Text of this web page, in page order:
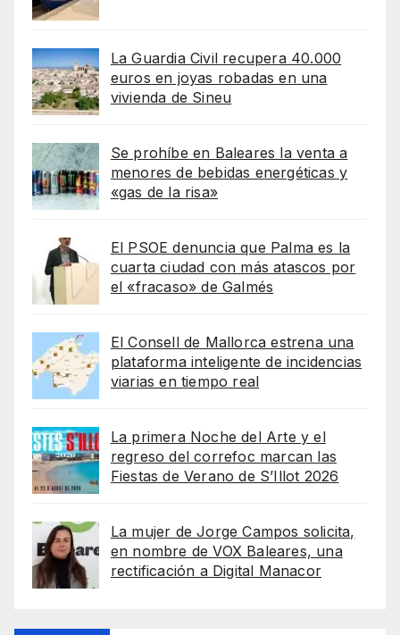
La Guardia Civil recupera 40.000
euros en joyas robadas en una
vivienda de Sineu
Se prohíbe en Baleares la venta a
menores de bebidas energéticas y
«gas de la risa»
El PSOE denuncia que Palma es la
cuarta ciudad con más atascos por
el «fracaso» de Galmés
El Consell de Mallorca estrena una
plataforma inteligente de incidencias
viarias en tiempo real
La primera Noche del Arte y el
regreso del correfoc marcan las
Fiestas de Verano de S’Illot 2026
La mujer de Jorge Campos solicita,
en nombre de VOX Baleares, una
rectificación a Digital Manacor